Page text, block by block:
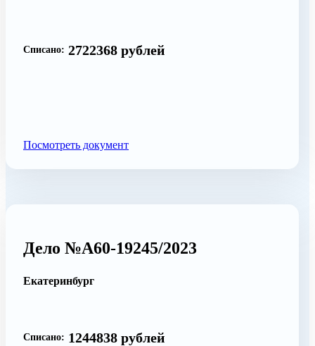
Списано: 2722368 рублей
Посмотреть документ
Дело №А60-19245/2023
Екатеринбург
Списано: 1244838 рублей